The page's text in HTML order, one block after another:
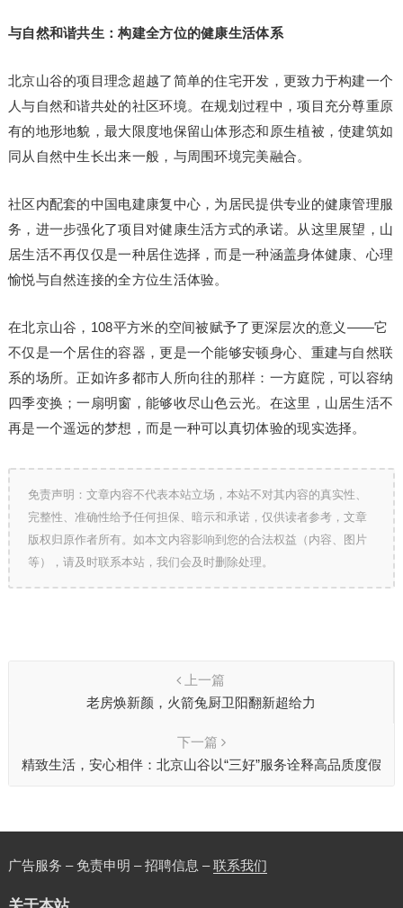
与自然和谐共生：构建全方位的健康生活体系
北京山谷的项目理念超越了简单的住宅开发，更致力于构建一个
人与自然和谐共处的社区环境。在规划过程中，项目充分尊重原
有的地形地貌，最大限度地保留山体形态和原生植被，使建筑如
同从自然中生长出来一般，与周围环境完美融合。
社区内配套的中国电建康复中心，为居民提供专业的健康管理服
务，进一步强化了项目对健康生活方式的承诺。从这里展望，山
居生活不再仅仅是一种居住选择，而是一种涵盖身体健康、心理
愉悦与自然连接的全方位生活体验。
在北京山谷，108平方米的空间被赋予了更深层次的意义——它
不仅是一个居住的容器，更是一个能够安顿身心、重建与自然联
系的场所。正如许多都市人所向往的那样：一方庭院，可以容纳
四季变换；一扇明窗，能够收尽山色云光。在这里，山居生活不
再是一个遥远的梦想，而是一种可以真切体验的现实选择。
免责声明：文章内容不代表本站立场，本站不对其内容的真实性、
完整性、准确性给予任何担保、暗示和承诺，仅供读者参考，文章
版权归原作者所有。如本文内容影响到您的合法权益（内容、图片
等），请及时联系本站，我们会及时删除处理。
上一篇
老房焕新颜，火箭兔厨卫阳翻新超给力
下一篇
精致生活，安心相伴：北京山谷以“三好”服务诠释高品质度假
广告服务 – 免责申明 – 招聘信息 –联系我们